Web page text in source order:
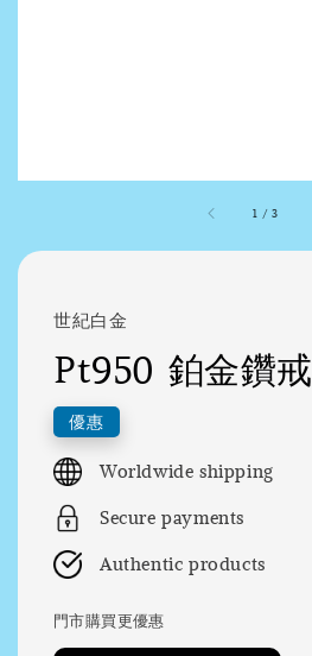
1 /3
世紀白金
Pt950 鉑金鑽戒
優惠
Worldwide shipping
Secure payments
Authentic products
門市購買更優惠